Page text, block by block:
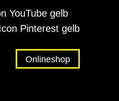
Onlineshop